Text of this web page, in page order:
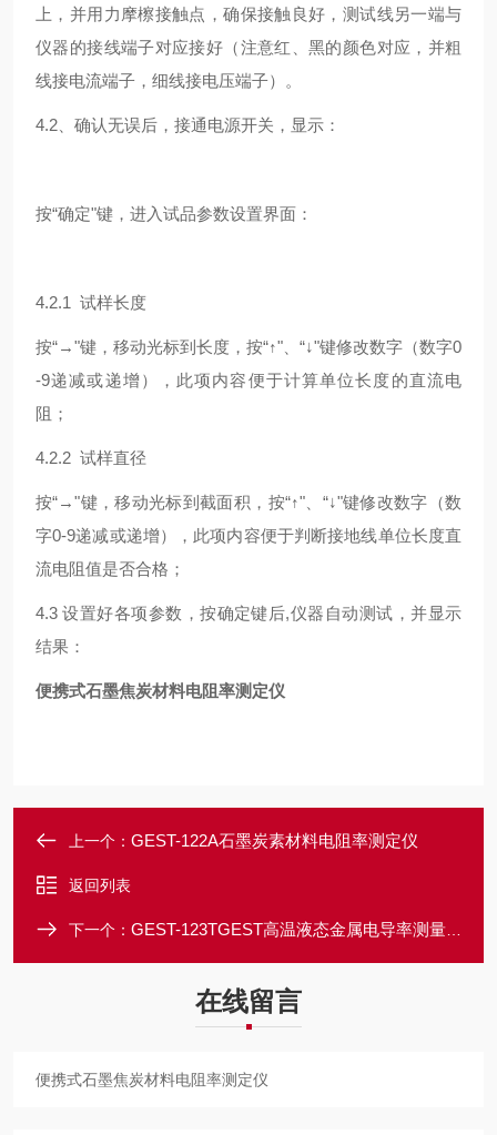
上，并用力摩檫接触点，确保接触良好，测试线另一端与
仪器的接线端子对应接好（注意红、黑的颜色对应，并粗
线接电流端子，细线接电压端子）。
4.2、确认无误后，接通电源开关，显示：
按“确定"键，进入试品参数设置界面：
4.2.1 试样长度
按“→"键，移动光标到长度，按“↑"、“↓"键修改数字（数字0
-9递减或递增），此项内容便于计算单位长度的直流电
阻；
4.2.2 试样直径
按“→"键，移动光标到截面积，按“↑"、“↓"键修改数字（数
字0-9递减或递增），此项内容便于判断接地线单位长度直
流电阻值是否合格；
4.3 设置好各项参数，按确定键后,仪器自动测试，并显示
结果：
便携式石墨焦炭材料电阻率测定仪
上一个： GEST-122A石墨炭素材料电阻率测定仪
返回列表
下一个： GEST-123TGEST高温液态金属电导率测量系统
在线留言